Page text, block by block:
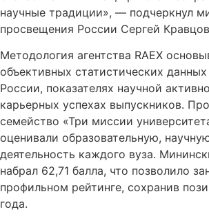
научные традиции», — подчеркнул
просвещения России Сергей
Методология агентства RAEX
объективных статистических
России, показателях научной
карьерных успехах выпускников.
семейство «Три миссии
оценивали образовательную,
деятельность каждого вуза.
набрал 62,71 балла, что позволило
профильном рейтинге, сохранив
года.